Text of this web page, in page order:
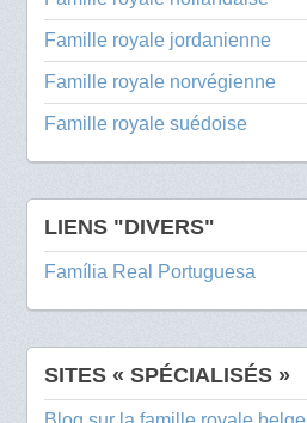
Famille royale jordanienne
Famille royale norvégienne
Famille royale suédoise
LIENS "DIVERS"
Família Real Portuguesa
SITES « SPÉCIALISÉS »